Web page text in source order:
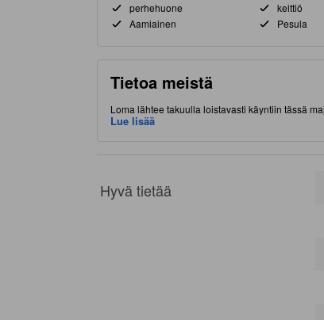
perhehuone
keittiö
Aamiainen
Pesula
Tietoa meistä
Loma lähtee takuulla loistavasti käyntiin tässä
Paikalliset nähtävyydet ovat vain lyhyen matkan
Lue lisää
Hyvä tietää